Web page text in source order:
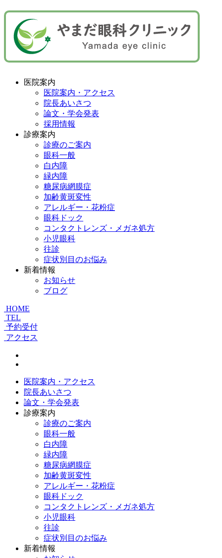
医院案内
医院案内・アクセス
院長あいさつ
論文・学会発表
採用情報
診療案内
診療のご案内
眼科一般
白内障
緑内障
糖尿病網膜症
加齢黄斑変性
アレルギー・花粉症
眼科ドック
コンタクトレンズ・メガネ処方
小児眼科
往診
症状別目のお悩み
新着情報
お知らせ
ブログ
HOME
TEL
予約受付
アクセス
医院案内・アクセス
院長あいさつ
論文・学会発表
診療案内
診療のご案内
眼科一般
白内障
緑内障
糖尿病網膜症
加齢黄斑変性
アレルギー・花粉症
眼科ドック
コンタクトレンズ・メガネ処方
小児眼科
往診
症状別目のお悩み
新着情報